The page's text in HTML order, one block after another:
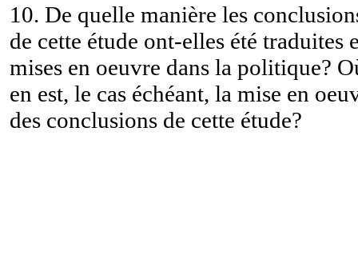
10. De quelle manière les
de cette étude ont-elles été traduites
mises en oeuvre dans la politique?
en est, le cas échéant, la mise en
des conclusions de cette étude?